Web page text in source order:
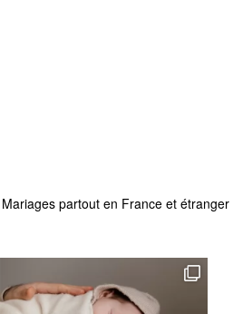
Mariages partout en France et étranger